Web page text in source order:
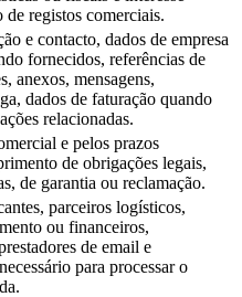
registos comerciais.
e contacto, dados de empresa
fornecidos, referências de
anexos, mensagens,
dados de faturação quando
relacionadas.
e pelos prazos
de obrigações legais,
de garantia ou reclamação.
parceiros logísticos,
ou financeiros,
de email e
para processar o